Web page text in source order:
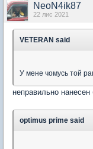
NeoN4ik87
22 лис 2021
VETERAN said
У мене чомусь той
неправильно нанесен
optimus prime said